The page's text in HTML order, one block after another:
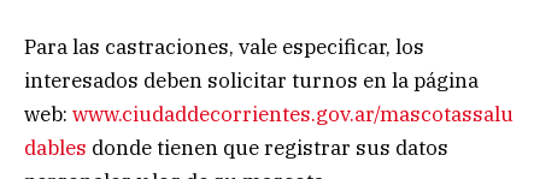
Para las castraciones, vale especificar, los
interesados deben solicitar turnos en la página
web: www.ciudaddecorrientes.gov.ar/mascotassalu
dables donde tienen que registrar sus datos